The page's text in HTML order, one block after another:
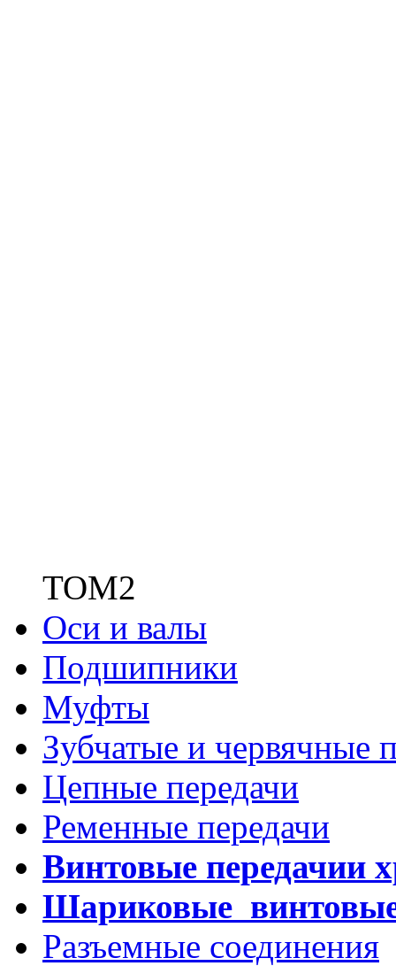
ТОМ2
Оси и валы
Подшипники
Муфты
Зубчатые и червячные
Цепные передачи
Ременные передачи
Винтовые передачии
Шариковые
Разъемные соединения